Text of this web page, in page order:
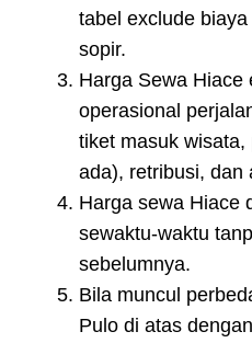
tabel exclude
sopir.
Harga Sewa Hiace
operasional
tiket masuk
ada), retribusi, dan
Harga sewa Hiace
sewaktu-waktu
sebelumnya.
Bila muncul
Pulo di atas